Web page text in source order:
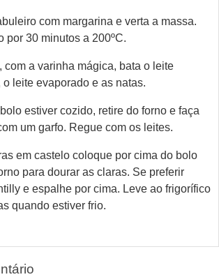
com margarina e verta a massa.
por 30 minutos a 200ºC.
com a varinha mágica, bata o leite
leite evaporado e as natas.
estiver cozido, retire do forno e faça
um garfo. Regue com os leites.
em castelo coloque por cima do bolo
para dourar as claras. Se preferir
e espalhe por cima. Leve ao frigorífico
quando estiver frio.